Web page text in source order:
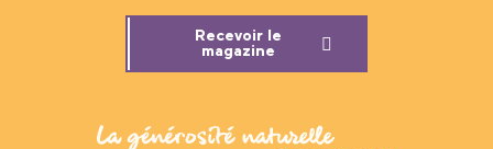
Recevoir le
magazine